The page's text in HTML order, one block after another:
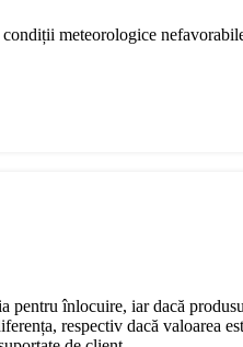
meteorologice
pentru înlocuire, iar dacă
respectiv dacă valoarea